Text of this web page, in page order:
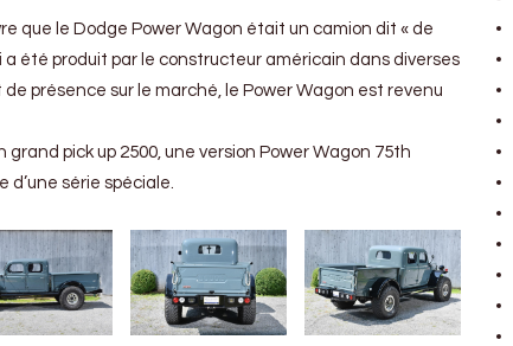
que le Dodge Power Wagon était un camion dit « de
été produit par le constructeur américain dans diverses
présence sur le marché, le Power Wagon est revenu
grand pick up 2500, une version Power Wagon 75th
d’une série spéciale.